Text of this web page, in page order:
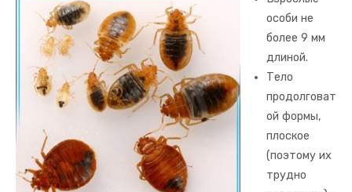
особи не
более 9 мм
длиной.
Тело
продолговат
ой формы,
плоское
(поэтому их
трудно